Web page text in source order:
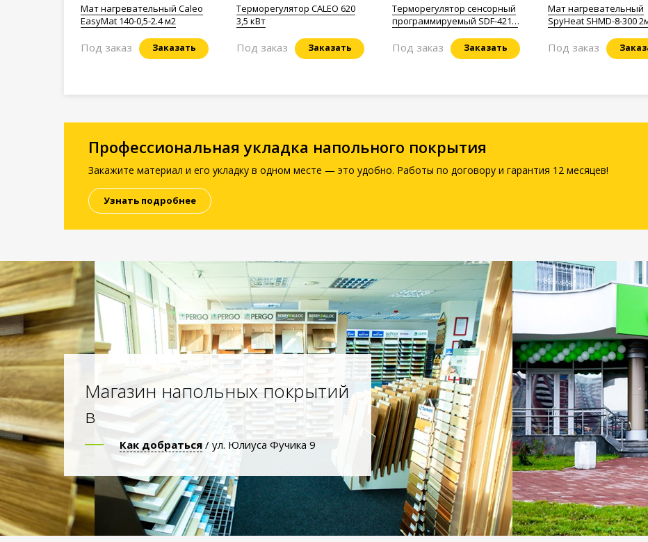
Мат нагревательный Caleo
EasyMat 140-0,5-2.4 м2
Заказать
Под заказ
Терморегулятор CALEO 620
3,5 кВт
Заказать
Под заказ
Терморегулятор сенсорный
программируемый SDF-421H
Заказать
Под заказ
Мат нагревательный
SpyHeat SHMD-8-300
Под заказ
Профессиональная укладка напольного покрытия
Закажите материал и его укладку в одном месте — это удобно. Работы по договору и гарантия 12 месяцев!
Узнать подробнее
Магазин напольных покрытий
в
Как добраться / ул. Юлиуса Фучика 9